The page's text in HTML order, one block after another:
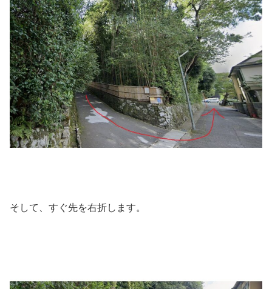
そして、すぐ先を右折します。